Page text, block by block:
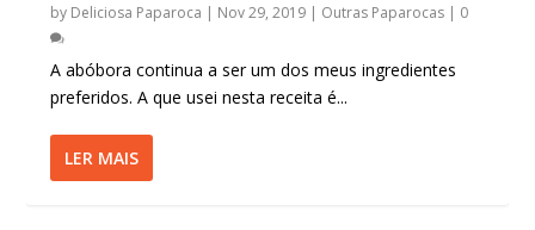
by Deliciosa Paparoca | Nov 29, 2019 | Outras Paparocas | 0
A abóbora continua a ser um dos meus ingredientes
preferidos. A que usei nesta receita é...
LER MAIS